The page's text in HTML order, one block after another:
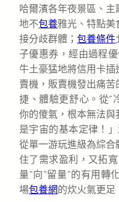
哈爾濱各年夜景區、
地不包養雅光、特點美
接分歧群體； 包養條件
子優惠券，經由過程
牛土豪猛地將信用卡
賣機，販賣機發出痛
捷、體驗更舒心。從“
你的傻氣，根本無法
是宇宙的基本定律！
從單一游玩進級為綜
住了需求盈利，又拓
量”向“留量”的有用轉
場包養網的炊火氣更足